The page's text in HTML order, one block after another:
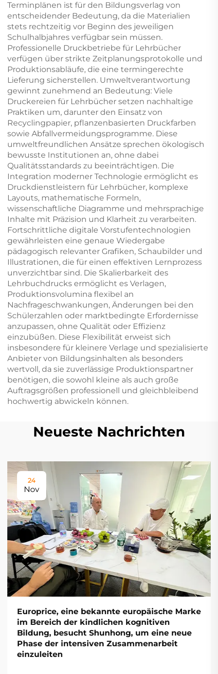
Terminplänen ist für den Bildungsverlag von
entscheidender Bedeutung, da die Materialien
stets rechtzeitig vor Beginn des jeweiligen
Schulhalbjahres verfügbar sein müssen.
Professionelle Druckbetriebe für Lehrbücher
verfügen über strikte Zeitplanungsprotokolle und
Produktionsabläufe, die eine termingerechte
Lieferung sicherstellen. Umweltverantwortung
gewinnt zunehmend an Bedeutung: Viele
Druckereien für Lehrbücher setzen nachhaltige
Praktiken um, darunter den Einsatz von
Recyclingpapier, pflanzenbasierten Druckfarben
sowie Abfallvermeidungsprogramme. Diese
umweltfreundlichen Ansätze sprechen ökologisch
bewusste Institutionen an, ohne dabei
Qualitätsstandards zu beeinträchtigen. Die
Integration moderner Technologie ermöglicht es
Druckdienstleistern für Lehrbücher, komplexe
Layouts, mathematische Formeln,
wissenschaftliche Diagramme und mehrsprachige
Inhalte mit Präzision und Klarheit zu verarbeiten.
Fortschrittliche digitale Vorstufentechnologien
gewährleisten eine genaue Wiedergabe
pädagogisch relevanter Grafiken, Schaubilder und
Illustrationen, die für einen effektiven Lernprozess
unverzichtbar sind. Die Skalierbarkeit des
Lehrbuchdrucks ermöglicht es Verlagen,
Produktionsvolumina flexibel an
Nachfrageschwankungen, Änderungen bei den
Schülerzahlen oder marktbedingte Erfordernisse
anzupassen, ohne Qualität oder Effizienz
einzubüßen. Diese Flexibilität erweist sich
insbesondere für kleinere Verlage und spezialisierte
Anbieter von Bildungsinhalten als besonders
wertvoll, da sie zuverlässige Produktionspartner
benötigen, die sowohl kleine als auch große
Auftragsgrößen professionell und gleichbleibend
hochwertig abwickeln können.
Neueste Nachrichten
24
Nov
Europrice, eine bekannte europäische Marke
im Bereich der kindlichen kognitiven
Bildung, besucht Shunhong, um eine neue
Phase der intensiven Zusammenarbeit
einzuleiten